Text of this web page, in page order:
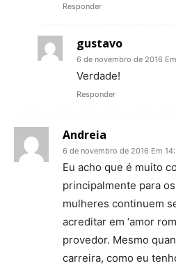
Responder
gustavo
6 de novembro de 2016
Verdade!
Responder
Andreia
6 de novembro de 2016 Em
Eu acho que é muito
principalmente para
mulheres continuem
acreditar em ‘amor
provedor. Mesmo
carreira, como eu